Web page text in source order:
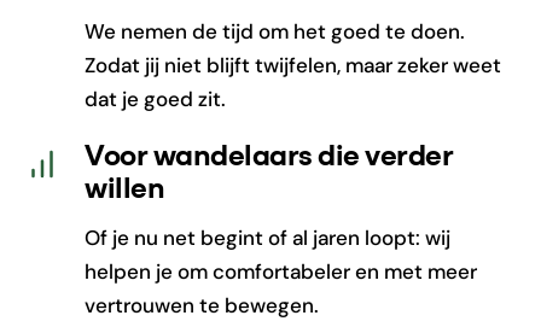
We nemen de tijd om het goed te doen.
Zodat jij niet blijft twijfelen, maar zeker weet
dat je goed zit.
Voor wandelaars die verder
willen
Of je nu net begint of al jaren loopt: wij
helpen je om comfortabeler en met meer
vertrouwen te bewegen.